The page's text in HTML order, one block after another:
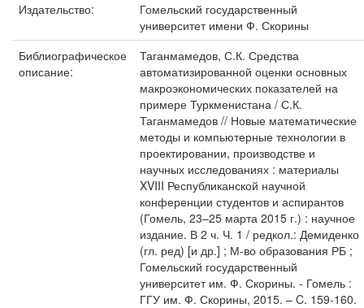
Издательство:
Гомельский государственный
университет имени Ф. Скорины
Библиографическое
описание:
Таганмамедов, С.К. Средства
автоматизированной оценки основных
макроэкономических показателей на
примере Туркменистана / С.К.
Таганмамедов // Новые математические
методы и компьютерные технологии в
проектировании, производстве и
научных исследованиях : материалы
XVIII Республиканской научной
конференции студентов и аспирантов
(Гомель, 23–25 марта 2015 г.) : научное
издание. В 2 ч. Ч. 1 / редкол.: Демиденко
(гл. ред) [и др.] ; М-во образования РБ ;
Гомельский государственный
университет им. Ф. Скорины. - Гомель :
ГГУ им. Ф. Скорины, 2015. – C. 159-160.